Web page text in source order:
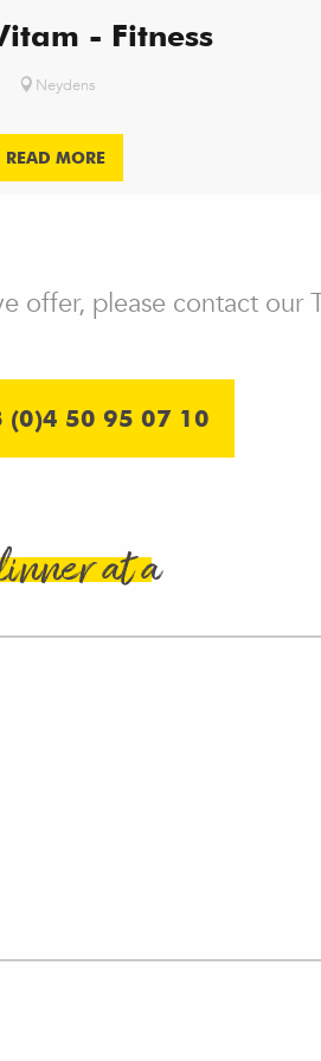
- Fitness
Neydens
READ MORE
offer, please contact our
(0)4 50 95 07 10
at a
DE LA CROISETTE